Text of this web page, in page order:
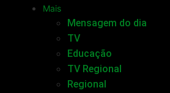
Mais
Mensagem do dia
TV
Educação
TV Regional
Regional